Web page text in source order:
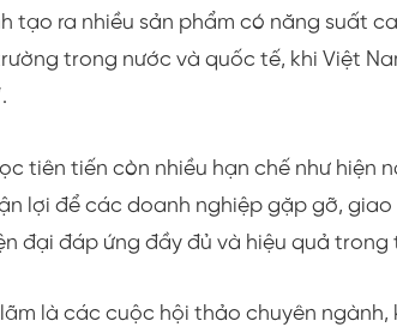
tạo ra nhiều sản phẩm có năng suất
trong nước và quốc tế, khi Việt
tiên tiến còn nhiều hạn chế như hiện
lợi để các doanh nghiệp gặp gỡ,
đại đáp ứng đầy đủ và hiệu quả trong
là các cuộc hội thảo chuyên